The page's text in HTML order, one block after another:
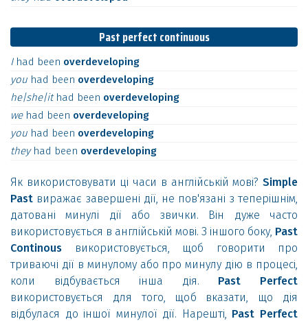
Past perfect continuous
I had been overdeveloping
you had been overdeveloping
he|she|it had been overdeveloping
we had been overdeveloping
you had been overdeveloping
they had been overdeveloping
Як використовувати ці часи в англійській мові? Simple
Past виражає завершені дії, не пов'язані з теперішнім,
датовані минулі дії або звички. Він дуже часто
використовується в англійській мові. З іншого боку, Past
Continous використовується, щоб говорити про
триваючі дії в минулому або про минулу дію в процесі,
коли відбувається інша дія. Past Perfect
використовується для того, щоб вказати, що дія
відбулася до іншої минулої дії. Нарешті, Past Perfect